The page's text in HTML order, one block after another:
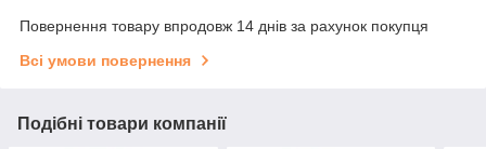
Повернення товару впродовж 14 днів за рахунок покупця
Всі умови повернення
Подібні товари компанії